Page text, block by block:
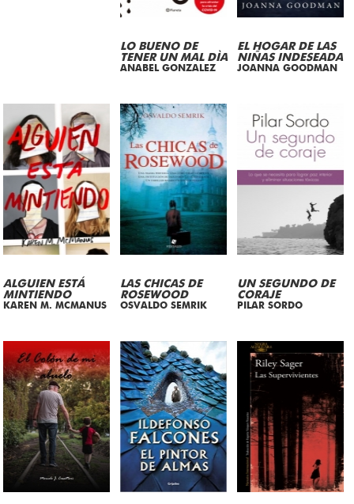
LO BUENO DE
TENER UN MAL DÌA
ANABEL GONZALEZ
EL HOGAR DE LAS
NIÑAS INDESEADA
JOANNA GOODMAN
ALGUIEN ESTÁ
MINTIENDO
KAREN M. MCMANUS
LAS CHICAS DE
ROSEWOOD
OSVALDO SEMRIK
UN SEGUNDO DE
CORAJE
PILAR SORDO